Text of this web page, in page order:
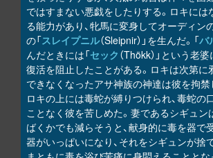
ではすまない悪戯をしたりする。ロキには
る能力があり、牝馬に変身してオーディン
の「スレイプニル（Sleipnir）」を生んだ。「バ
んだときには「セック （Thökk）」という老
復活を阻止したことがある。ロキは次第に
できなくなったアサ神族の神達は彼を拘禁
ロキの上には毒蛇が縛りつけられ、毒蛇の
ことなく彼を苦しめた。妻であるシギュ
ばくかでも減らそうと、献身的に毒を器で
器がいっぱいになり、それをシギュンが捨